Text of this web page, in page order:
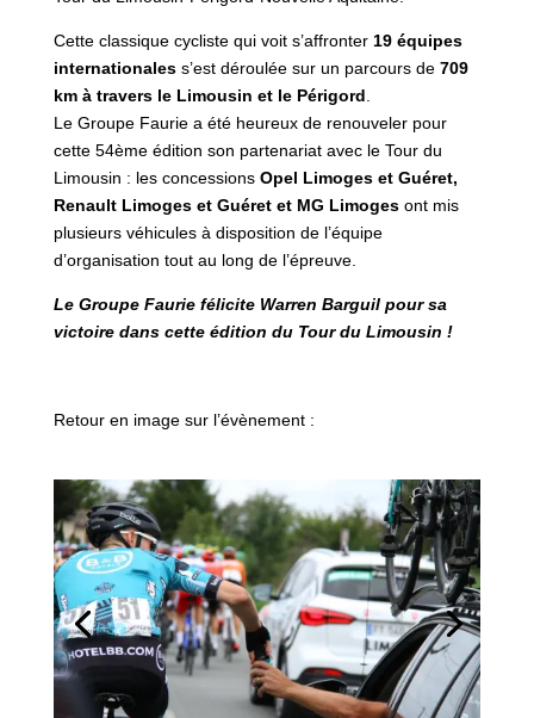
Cette classique cycliste qui voit s’affronter 19 équipes
internationales s’est déroulée sur un parcours de 709
km à travers le Limousin et le Périgord
Le Groupe Faurie a été heureux de renouveler pour
cette 54ème édition son partenariat avec le Tour du
Limousin : les concessions Opel Limoges et Guéret,
Renault Limoges et Guéret et MG Limogesont mis
plusieurs véhicules à disposition de l’équipe
d’organisation tout au long de l’épreuve.
Le Groupe Faurie félicite Warren Barguil pour sa
victoire dans cette édition du Tour du Limousin !
Retour en image sur l’évènement :